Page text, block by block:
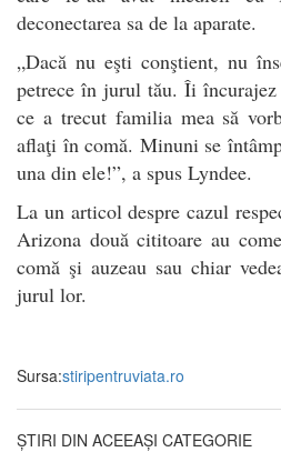
deconectarea sa de la aparate.
„Dacă nu eşti conştient, nu
petrece în jurul tău. Îi
ce a trecut familia mea să
aflaţi în comă. Minuni se
una din ele!”, a spus Lyndee.
La un articol despre cazul
Arizona două cititoare au
comă şi auzeau sau chiar
jurul lor.
Sursa:stiripentruviata.ro
ȘTIRI DIN ACEEAȘI CATEGORIE